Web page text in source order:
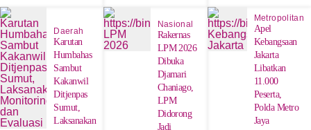
Daerah
Karutan
Humbahas
Sambut
Kakanwil
Ditjenpas
Sumut,
Laksanakan
Nasional
Rakernas
LPM 2026
Dibuka
Djamari
Chaniago,
LPM
Didorong
Jadi
Metropolitan
Apel
Kebangsaan
Jakarta
Libatkan
11.000
Peserta,
Polda Metro
Jaya